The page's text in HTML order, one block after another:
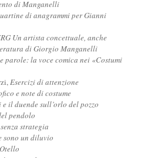
di Manganelli
di anagrammi per Gianni
Un artista concettuale, anche
di Giorgio Manganelli
parole: la voce comica nei «Costumi
Esercizi di attenzione
e note di costume
il duende sull’orlo del pozzo
pendolo
strategia
sono un diluvio